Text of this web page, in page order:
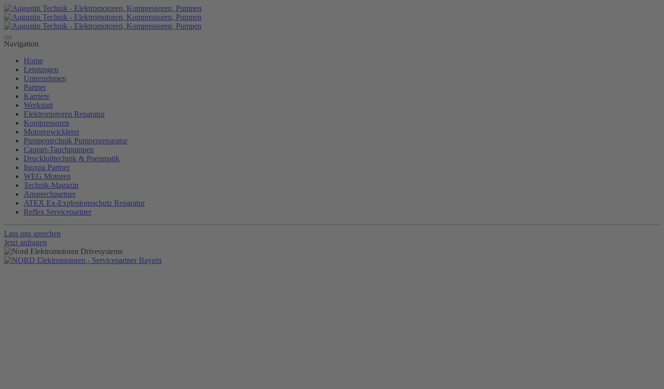
Navigation
Home
Leistungen
Unternehmen
Partner
Karriere
Werkstatt
Elektromotoren Reparatur
Kompressoren
Motorenwicklerei
Pumpentechnik Pumpenreparatur
Caprari-Tauchpumpen
Drucklufttechnik & Pneumatik
Inoxpa Partner
WEG Motoren
Technik-Magazin
Ansprechpartner
ATEX Ex-Explosionsschutz Reparatur
Reflex Servicepartner
Lass uns sprechen
Jetzt anfragen